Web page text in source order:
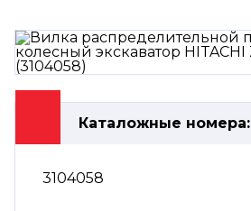
Каталожные номера:
3104058